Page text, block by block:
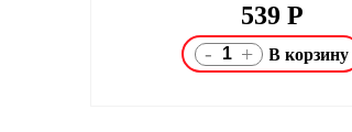
539 Р
- +